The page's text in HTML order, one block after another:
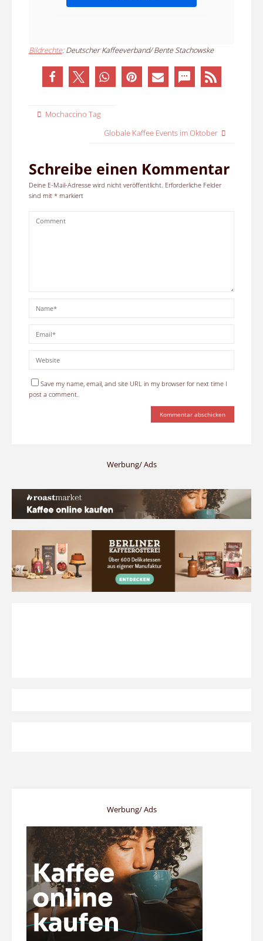
Bildrechte: Deutscher Kaffeeverband/ Bente Stachowske
Mochaccino Tag
Globale Kaffee Events im Oktober
Schreibe einen Kommentar
Deine E-Mail-Adresse wird nicht veröffentlicht. Erforderliche Felder
sind mit *markiert
Save my name, email, and site URL in my browser for next time I
post a comment.
Werbung/ Ads
Werbung/ Ads